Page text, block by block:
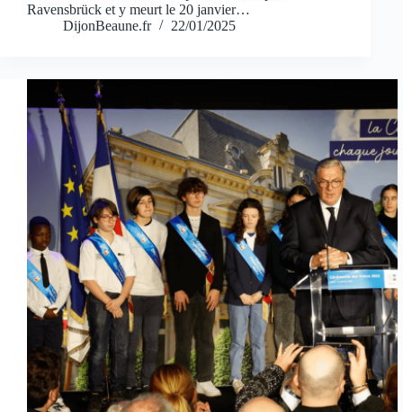
Ravensbrück et y meurt le 20 janvier…
DijonBeaune.fr
22/01/2025